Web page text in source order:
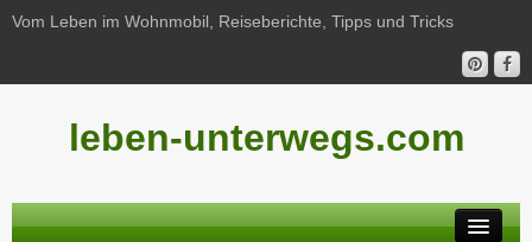
Vom Leben im Wohnmobil, Reiseberichte, Tipps und Tricks
leben-unterwegs.com